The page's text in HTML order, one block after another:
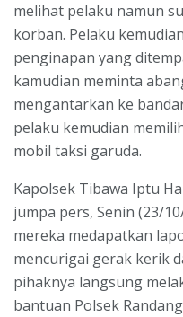
melihat pelaku namun
korban. Pelaku
penginapan yang
kamudian meminta
mengantarkan ke
pelaku kemudian
mobil taksi garuda.
Kapolsek Tibawa Iptu
jumpa pers, Senin (23/
mereka medapatkan
mencurigai gerak kerik
pihaknya langsung
bantuan Polsek